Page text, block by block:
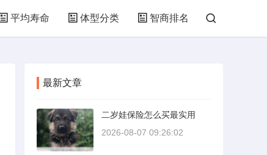
平均寿命 体型分类 智商排名
最新文章
二岁娃保险怎么买最实用
2026-08-07 09:26:02